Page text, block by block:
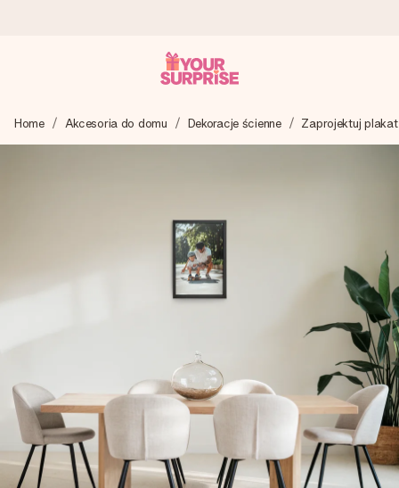
Tworzymy Twój prezent z troską i wysyłamy go w mgnieniu
oka – dzięki czemu możesz go dać dokładnie we
4,7 (na podstawie +15 000 opinii)
Nasze prezenty inspirują. Klienci oceniają nas na 4,7 w
Darmowy bilecik z życzeniami
Stwórz coś wyjątkowego w zaledwie kilku krokach – z jej
imieniem, swoim zdjęciem lub wiadomością, która naprawdę
poruszy serce. Bez problemu, po prostu ogrom miłości na
tę chwilę.
Home Akcesoria do domu Dekoracje ścienne Zaprojektuj plakat